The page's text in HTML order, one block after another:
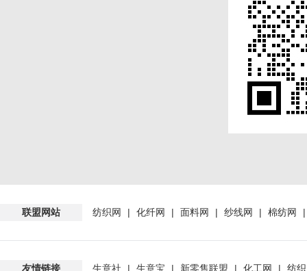
联盟网站 纺织网 | 化纤网 | 面料网 | 纱线网 | 棉纺网
友情链接 生意社 | 生意宝 | 新零售联盟 | 化工网 | 纺